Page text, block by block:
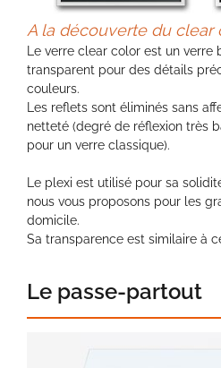
A la découverte du clear
Le verre clear color est un verre
transparent pour des détails
couleurs.
Les reflets sont éliminés sans
netteté (degré de réflexion très
pour un verre classique).
Le plexi est utilisé pour sa
nous vous proposons pour les
domicile.
Sa transparence est similaire à
Le passe-partout